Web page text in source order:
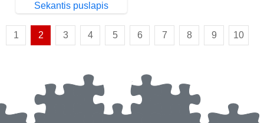
Sekantis puslapis
1 2 3 4 5 6 7 8 9 10